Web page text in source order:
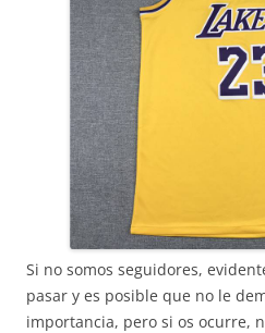
Si no somos seguidores,
pasar y es posible que no le
importancia, pero si os ocurre,